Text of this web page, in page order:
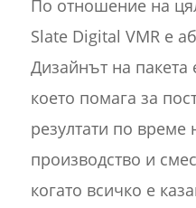
По отношение на
Slate Digital VMR е
Дизайнът на пакета
което помага за
резултати по време
производство и
когато всичко е